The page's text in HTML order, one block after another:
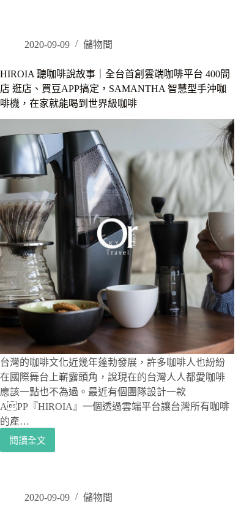
安
壽
司,
捷
運
大
安
美
食.
情
約
會
跨
購
物
網
Qoo10
購
物
教
學
｜
韓
服
飾
彩
妝，
韓
國
直
送
到
中
文
介
面、
不
定
發
放
優
及
2020-09-09 儲物間
HIROIA 聽咖啡說故事｜全台首創雲端咖啡平台 400間
店 逛店、買豆APP搞定，SAMANTHA 智慧型手沖咖
啡機，在家就能喝到世界級咖啡
台灣的咖啡文化近幾年蓬勃發展，許多咖啡人也紛紛
在國際舞台上嶄露頭角，說現在的台灣人人都愛咖啡
應該一點也不為過。最近有個團隊設計一款
APP『HIROIA』一個透過雲端平台讓台灣所有咖啡
的產…
閱讀全文
HIROIA
說
2020-09-09 儲物間